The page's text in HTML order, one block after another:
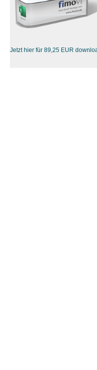
Jetzt hier für 89,25 EUR